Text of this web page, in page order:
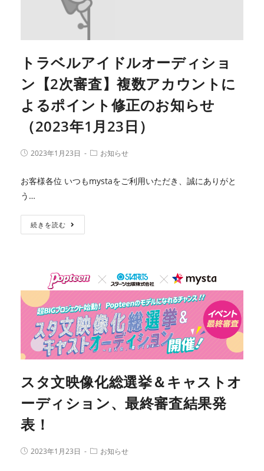
トラベルアイドルオーディショ
ン【2次審査】複数アカウントに
よるポイント修正のお知らせ
（2023年1月23日）
2023年1月23日 お知らせ
お客様各位 いつもmystaをご利用いただき、誠にありがと
う…
続きを読む
スタ文映像化総選挙＆キャストオ
ーディション、最終審査結果発
表！
2023年1月23日 お知らせ